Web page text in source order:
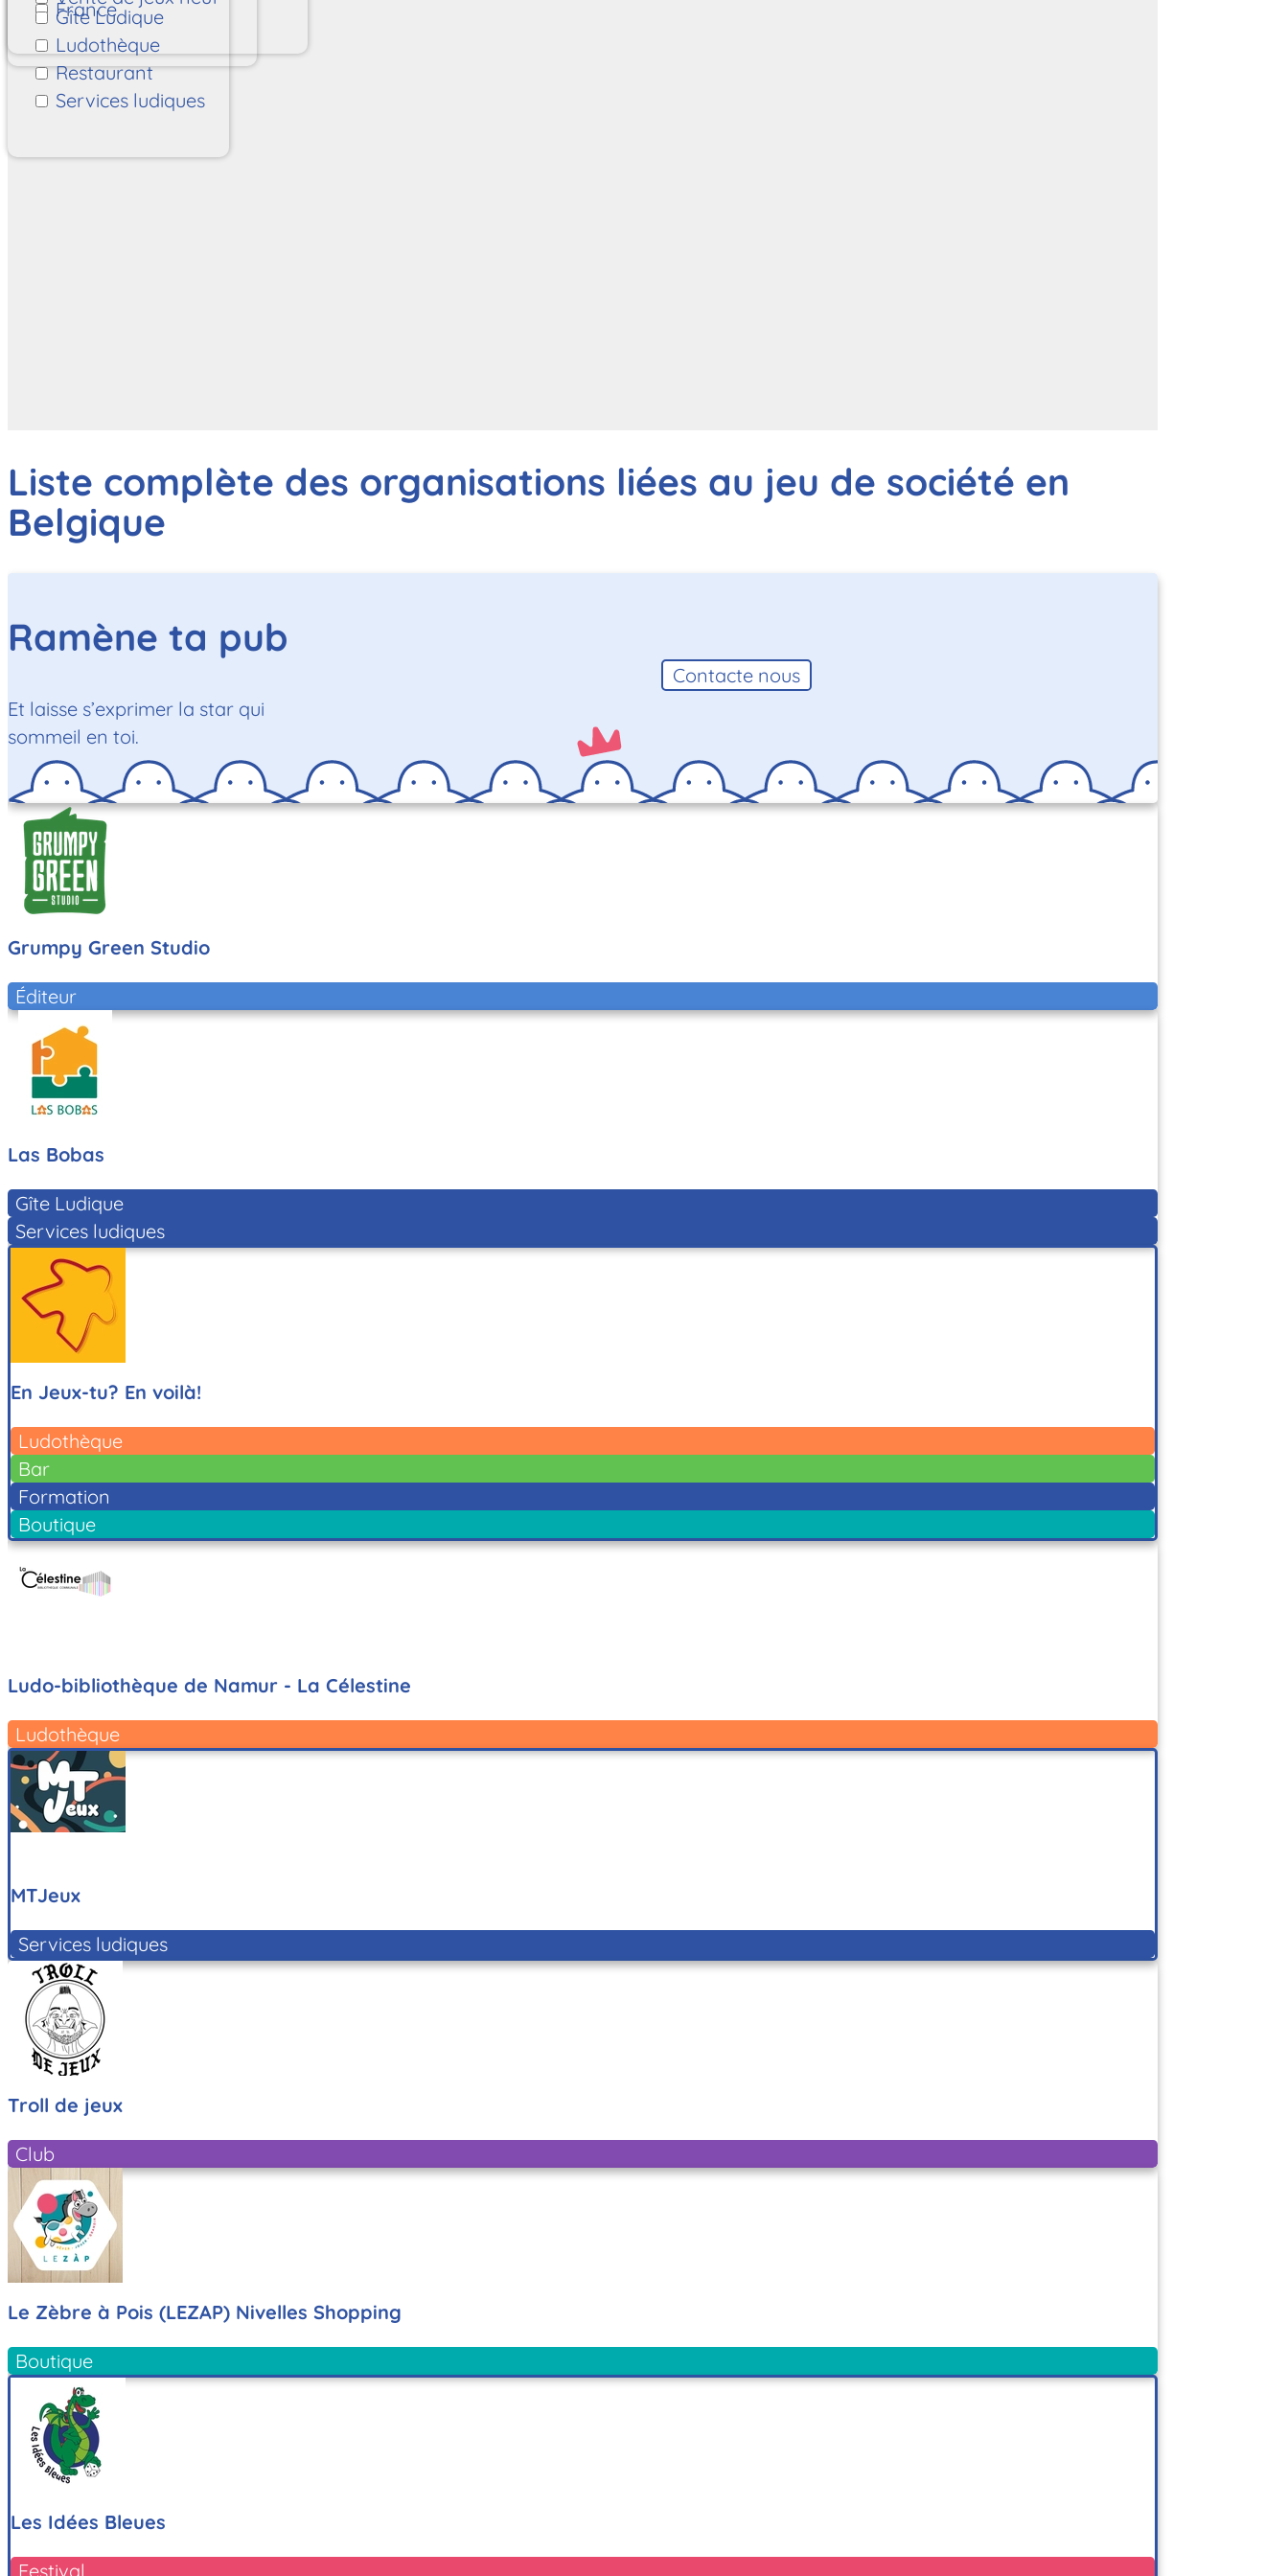
France
Gîte Ludique
Ludothèque
Restaurant
Services ludiques
Liste complète des organisations liées au jeu de société en
Belgique
Ramène ta pub
Et laisse s’exprimer la star qui
sommeil en toi.
Contacte nous
Grumpy Green Studio
Éditeur
Las Bobas
Gîte Ludique
Services ludiques
En Jeux-tu? En voilà!
Ludothèque
Bar
Formation
Boutique
Ludo-bibliothèque de Namur - La Célestine
Ludothèque
MTJeux
Services ludiques
Troll de jeux
Club
Le Zèbre à Pois (LEZAP) Nivelles Shopping
Boutique
Les Idées Bleues
Festival